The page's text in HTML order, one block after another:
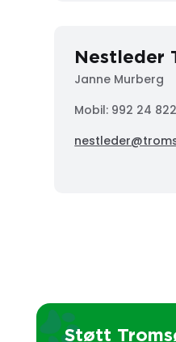
Nestleder
Janne Murberg
Mobil: 992 24 822
Støtt